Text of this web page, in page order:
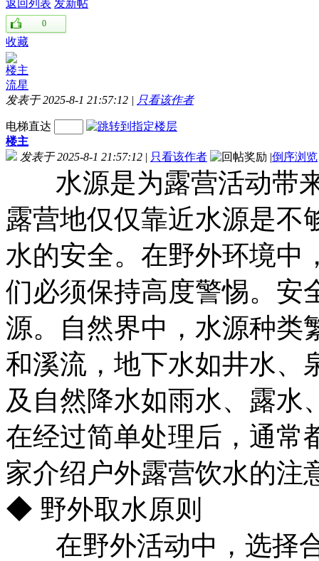
返回列表 发新帖
0
收藏
楼主
流星
发表于 2025-8-1 21:57:12 | 只看该作者
电梯直达
楼主
发表于 2025-8-1 21:57:12 | 只看该作者 |倒序浏览
水源是为露营活动带
露营地仅仅靠近水源是不
水的安全。在野外环境中
们必须保持高度警惕。安
源。自然界中，水源种类
和溪流，地下水如井水、
及自然降水如雨水、露水
在经过简单处理后，通常
家介绍户外露营饮水的注
◆ 野外取水原则
在野外活动中，选择